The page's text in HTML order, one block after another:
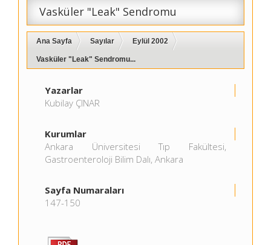
Vasküler "Leak" Sendromu
Ana Sayfa Sayılar Eylül 2002
Vasküler "Leak" Sendromu...
Yazarlar
Kubilay ÇINAR
Kurumlar
Ankara Üniversitesi Tıp Fakültesi,
Gastroenteroloji Bilim Dalı, Ankara
Sayfa Numaraları
147-150